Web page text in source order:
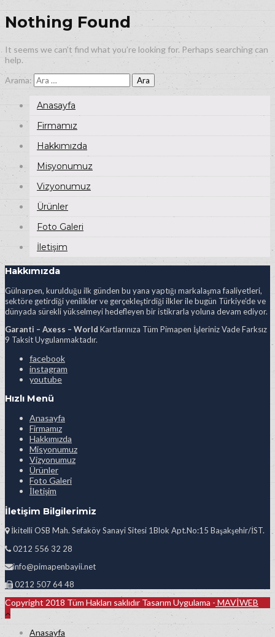
Nothing Found
It seems we can’t find what you’re looking for. Perhaps searching can
help.
Arama:
Anasayfa
Firmamız
Hakkımızda
Misyonumuz
Vizyonumuz
Ürünler
Foto Galeri
İletişim
Hakkımızda
Gülnarpen, kurulduğu ilk günden bu yana yaptığı markalaşma faaliyetleri,
sektöre getirdiği yenilikler ve gerçekleştirdiği ilkler ile bugün Türkiye’de ve
dünyada sürekli yükselmeyi hedefleyen bir istikrarla yoluna devam ediyor.
Garanti – Axess – World Kartlarınıza Tüm Pimapen İşleriniz Vade Farksız
9 Taksit Uygulanmaktadır.
facebook
instagram
youtube
Hızlı Menü
Anasayfa
Firmamız
Hakkımızda
Misyonumuz
Vizyonumuz
Ürünler
Foto Galeri
İletişim
İletişim Bilgilerimiz
İkitelli OSB Mah. Sefaköy Sanayi Sitesi 1Blok Apt.No:15 Başakşehir/İST.
0212 556 32 28
info@pimapenbayii.net
0212 507 64 48
Copyright 2018 Tüm Hakları saklıdır Tasarım Uygulama - MAVİWEB
Anasayfa